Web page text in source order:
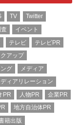
TV
Twitter
イベント
テレビ
テレビPR
アップ
グ
メディア
ディアリレーション
PR 人物PR
企業PR
地方自治体PR
籍出版